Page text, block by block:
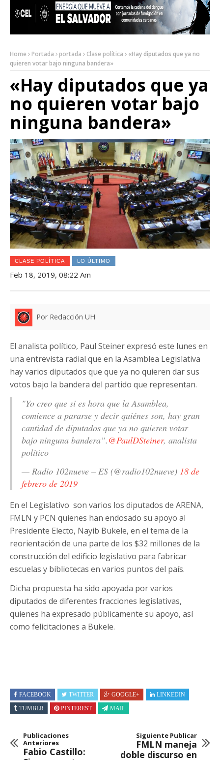
Home Portada portada Clase política
«Hay diputados que ya no
quieren votar bajo ninguna bandera»
«Hay diputados que ya
no quieren votar bajo
ninguna bandera»
CLASE POLÍTICA LO ÚLTIMO
Feb 18, 2019, 08:22 Am
Por Redacción UH
El analista político, Paul Steiner expresó este lunes en
una entrevista radial que en la Asamblea Legislativa
hay varios diputados que que ya no quieren dar sus
votos bajo la bandera del partido que representan.
"Yo creo que si es hora que la Asamblea,
comience a pararse y decir quiénes son, hay gran
cantidad de diputados que ya no quieren votar
bajo ninguna bandera”.@PaulDSteiner, analista
político
— Radio 102nueve – ES (@radio102nueve) 18 de
febrero de 2019
En el Legislativo son varios los diputados de ARENA,
FMLN y PCN quienes han endosado su apoyo al
Presidente Electo, Nayib Bukele, en el tema de la
reorientación de una parte de los $32 millones de la
construcción del edificio legislativo para fabricar
escuelas y bibliotecas en varios puntos del país.
Dicha propuesta ha sido apoyada por varios
diputados de diferentes fracciones legislativas,
quienes ha expresado públicamente su apoyo, así
como felicitaciones a Bukele.
FACEBOOK TWITTER GOOGLE+
LINKEDIN
TUMBLR
PINTEREST MAIL
Publicaciones
Anteriores
Fabio Castillo:
Siguiente Publicar
FMLN maneja
doble discurso en